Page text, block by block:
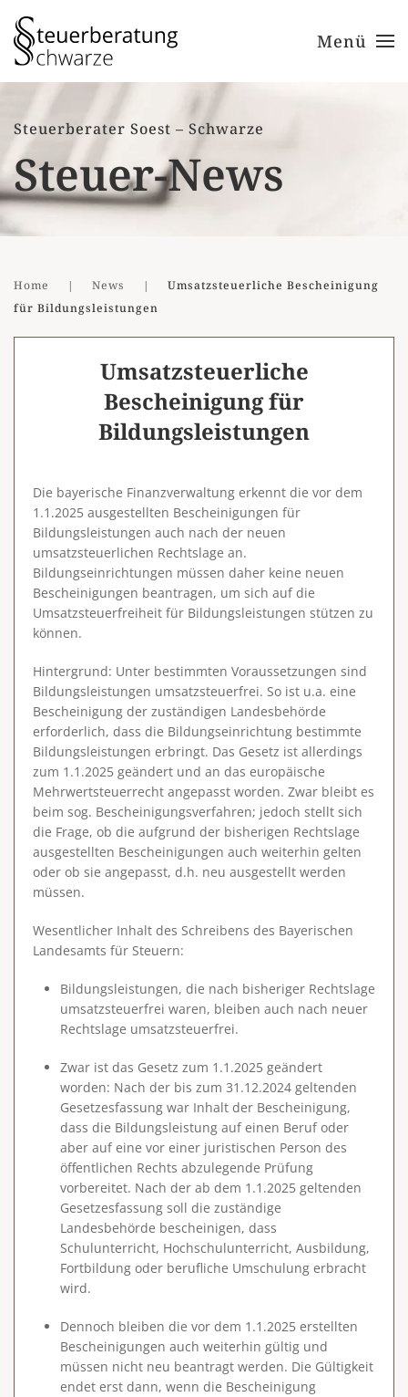
Zum Hauptinhalt springen Menü
Steuerberater Soest – Schwarze
Steuer-News
Home News
Umsatzsteuerliche Bescheinigung
für Bildungsleistungen
Umsatzsteuerliche
Bescheinigung für
Bildungsleistungen
Die bayerische Finanzverwaltung erkennt die vor dem
1.1.2025 ausgestellten Bescheinigungen für
Bildungsleistungen auch nach der neuen
umsatzsteuerlichen Rechtslage an.
Bildungseinrichtungen müssen daher keine neuen
Bescheinigungen beantragen, um sich auf die
Umsatzsteuerfreiheit für Bildungsleistungen stützen zu
können.
Hintergrund: Unter bestimmten Voraussetzungen sind
Bildungsleistungen umsatzsteuerfrei. So ist u.a. eine
Bescheinigung der zuständigen Landesbehörde
erforderlich, dass die Bildungseinrichtung bestimmte
Bildungsleistungen erbringt. Das Gesetz ist allerdings
zum 1.1.2025 geändert und an das europäische
Mehrwertsteuerrecht angepasst worden. Zwar bleibt es
beim sog. Bescheinigungsverfahren; jedoch stellt sich
die Frage, ob die aufgrund der bisherigen Rechtslage
ausgestellten Bescheinigungen auch weiterhin gelten
oder ob sie angepasst, d.h. neu ausgestellt werden
müssen.
Wesentlicher Inhalt des Schreibens des Bayerischen
Landesamts für Steuern:
Bildungsleistungen, die nach bisheriger Rechtslage
umsatzsteuerfrei waren, bleiben auch nach neuer
Rechtslage umsatzsteuerfrei.
Zwar ist das Gesetz zum 1.1.2025 geändert
worden: Nach der bis zum 31.12.2024 geltenden
Gesetzesfassung war Inhalt der Bescheinigung,
dass die Bildungsleistung auf einen Beruf oder
aber auf eine vor einer juristischen Person des
öffentlichen Rechts abzulegende Prüfung
vorbereitet. Nach der ab dem 1.1.2025 geltenden
Gesetzesfassung soll die zuständige
Landesbehörde bescheinigen, dass
Schulunterricht, Hochschulunterricht, Ausbildung,
Fortbildung oder berufliche Umschulung erbracht
wird.
Dennoch bleiben die vor dem 1.1.2025 erstellten
Bescheinigungen auch weiterhin gültig und
müssen nicht neu beantragt werden. Die Gültigkeit
endet erst dann, wenn die Bescheinigung